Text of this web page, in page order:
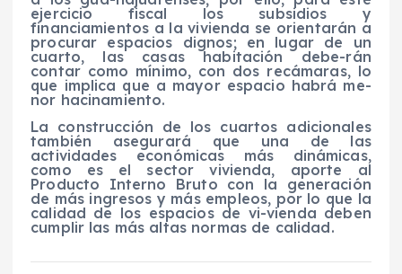
ejercicio fiscal los subsidios y
financiamientos a la vivienda se orientarán a
procurar espacios dignos; en lugar de un
cuarto, las casas habitación debe-rán
contar como mínimo, con dos recámaras, lo
que implica que a mayor espacio habrá me-
nor hacinamiento.
La construcción de los cuartos adicionales
también asegurará que una de las
actividades económicas más dinámicas,
como es el sector vivienda, aporte al
Producto Interno Bruto con la generación
de más ingresos y más empleos, por lo que la
calidad de los espacios de vi-vienda deben
cumplir las más altas normas de calidad.